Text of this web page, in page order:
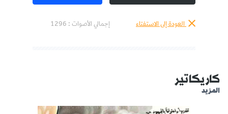
العودة إلى الاستفتاء إجمالي الأصوات : 1296
كاريكاتير
المزيد